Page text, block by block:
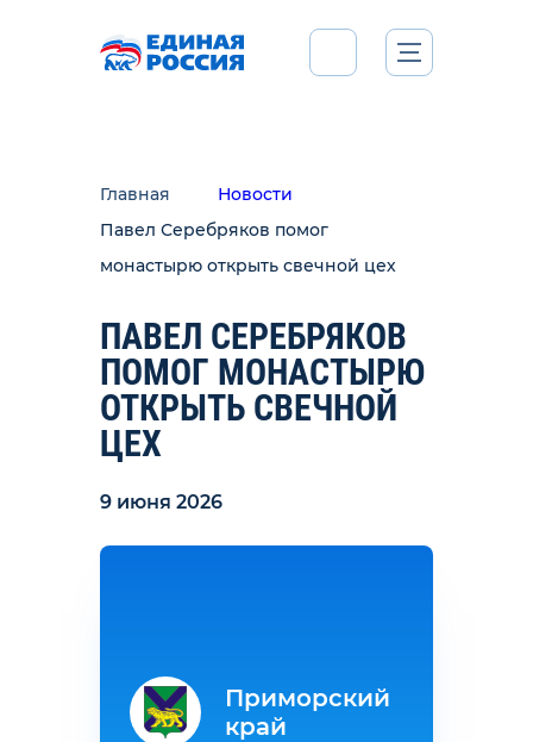
Главная
Новости
Павел Серебряков помог
монастырю открыть свечной цех
ПАВЕЛ СЕРЕБРЯКОВ
ПОМОГ МОНАСТЫРЮ
ОТКРЫТЬ СВЕЧНОЙ
ЦЕХ
9 июня 2026
Приморский
край